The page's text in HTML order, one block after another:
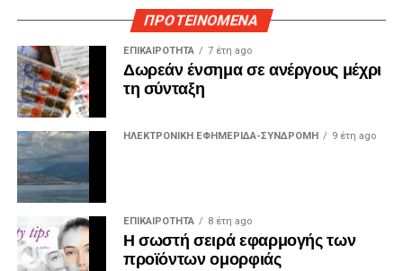
ΠΡΟΤΕΙΝΟΜΕΝΑ
ΕΠΙΚΑΙΡΟΤΗΤΑ 7 έτη ago
Δωρεάν ένσημα σε ανέργους μέχρι
τη σύνταξη
ΗΛΕΚΤΡΟΝΙΚΗ ΕΦΗΜΕΡΙΔΑ-ΣΥΝΔΡΟΜΗ 9 έτη ago
ΕΠΙΚΑΙΡΟΤΗΤΑ 8 έτη ago
Η σωστή σειρά εφαρμογής των
προϊόντων ομορφιάς